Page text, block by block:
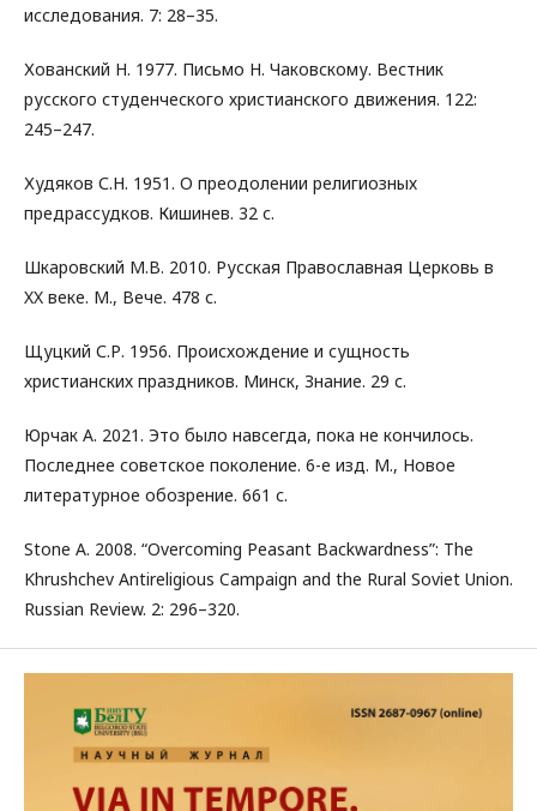
исследования. 7: 28–35.
Хованский Н. 1977. Письмо Н. Чаковскому. Вестник
русского студенческого христианского движения. 122:
245–247.
Худяков С.Н. 1951. О преодолении религиозных
предрассудков. Кишинев. 32 с.
Шкаровский М.В. 2010. Русская Православная Церковь в
XX веке. М., Вече. 478 с.
Щуцкий С.Р. 1956. Происхождение и сущность
христианских праздников. Минск, Знание. 29 с.
Юрчак А. 2021. Это было навсегда, пока не кончилось.
Последнее советское поколение. 6-е изд. М., Новое
литературное обозрение. 661 с.
Stone A. 2008. “Overcoming Peasant Backwardness”: The
Khrushchev Antireligious Campaign and the Rural Soviet Union.
Russian Review. 2: 296–320.